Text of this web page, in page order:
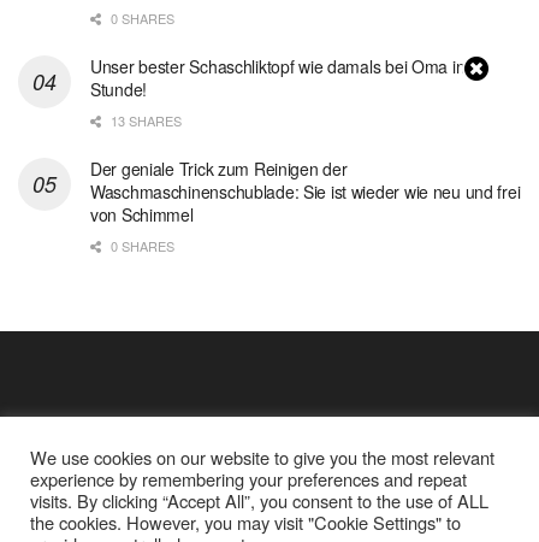
0 SHARES
Unser bester Schaschliktopf wie damals bei Oma in 1
Stunde!
13 SHARES
Der geniale Trick zum Reinigen der
Waschmaschinenschublade: Sie ist wieder wie neu und frei
von Schimmel
0 SHARES
Cookie Policy
Datenschutz
We use cookies on our website to give you the most relevant
experience by remembering your preferences and repeat
visits. By clicking “Accept All”, you consent to the use of ALL
the cookies. However, you may visit "Cookie Settings" to